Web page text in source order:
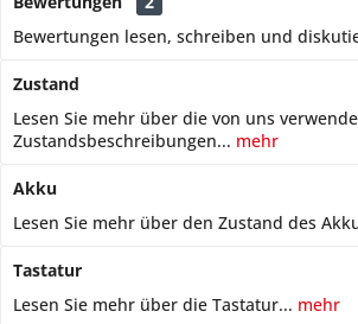
Bewertungen lesen, schreiben und
Zustand
Lesen Sie mehr über die von uns
Zustandsbeschreibungen... mehr
Akku
Lesen Sie mehr über den Zustand des
Tastatur
Lesen Sie mehr über die Tastatur... mehr